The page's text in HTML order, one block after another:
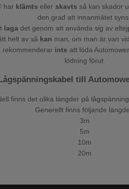
har klämts eller skavts så kan skador
den grad att innanmätet
laga det genom att använda sig av
helt av så kan man, om man är van
rekommenderar inte att löda
lödning förut.
Lågspänningskabel till
finns det olika längder på
Generellt finns följande
3m
5m
10m
20m